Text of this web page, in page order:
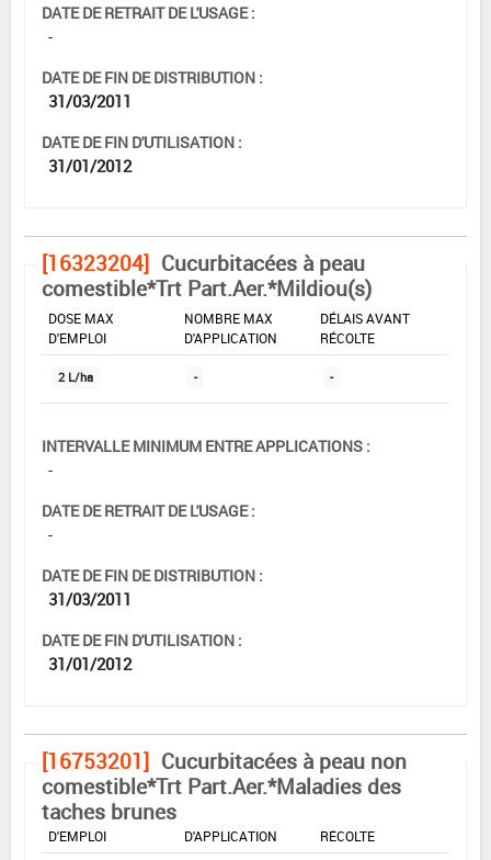
DATE DE RETRAIT DE L'USAGE :
-
DATE DE FIN DE DISTRIBUTION :
31/03/2011
DATE DE FIN D'UTILISATION :
31/01/2012
[16323204] Cucurbitacées à peau
comestible*Trt Part.Aer.*Mildiou(s)
DOSE MAX
D'EMPLOI
NOMBRE MAX
D'APPLICATION
DÉLAIS AVANT
RÉCOLTE
2 L/ha - -
INTERVALLE MINIMUM ENTRE APPLICATIONS :
-
DATE DE RETRAIT DE L'USAGE :
-
DATE DE FIN DE DISTRIBUTION :
31/03/2011
DATE DE FIN D'UTILISATION :
31/01/2012
[16753201] Cucurbitacées à peau non
comestible*Trt Part.Aer.*Maladies des
taches brunes
DOSE MAX
D'EMPLOI
D'APPLICATION
RÉCOLTE